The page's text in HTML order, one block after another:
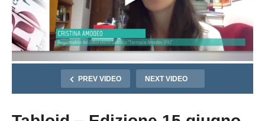
PREV VIDEO NEXT VIDEO